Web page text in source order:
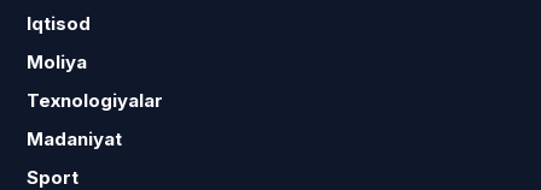
Iqtisod
Moliya
Texnologiyalar
Madaniyat
Sport